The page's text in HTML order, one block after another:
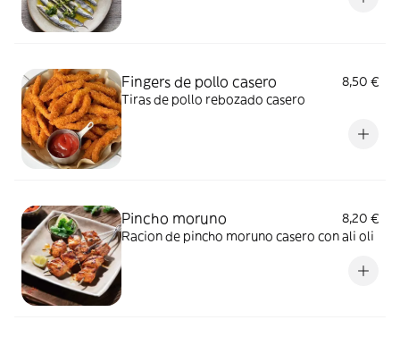
Fingers de pollo casero
8,50 €
Tiras de pollo rebozado casero
Pincho moruno
8,20 €
Racion de pincho moruno casero con ali oli